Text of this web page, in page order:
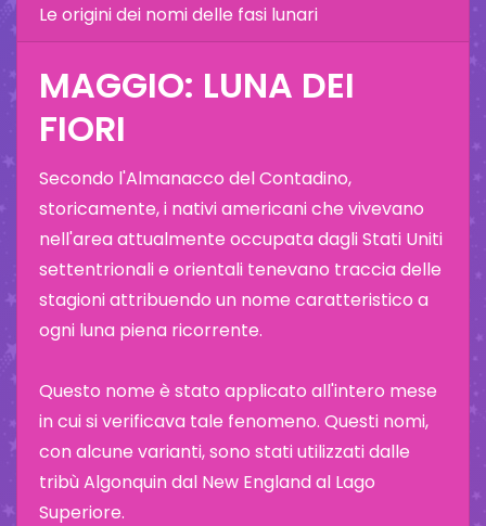
Le origini dei nomi delle fasi lunari
MAGGIO: LUNA DEI
FIORI
Secondo l'Almanacco del Contadino,
storicamente, i nativi americani che vivevano
nell'area attualmente occupata dagli Stati Uniti
settentrionali e orientali tenevano traccia delle
stagioni attribuendo un nome caratteristico a
ogni luna piena ricorrente.
Questo nome è stato applicato all'intero mese
in cui si verificava tale fenomeno. Questi nomi,
con alcune varianti, sono stati utilizzati dalle
tribù Algonquin dal New England al Lago
Superiore.